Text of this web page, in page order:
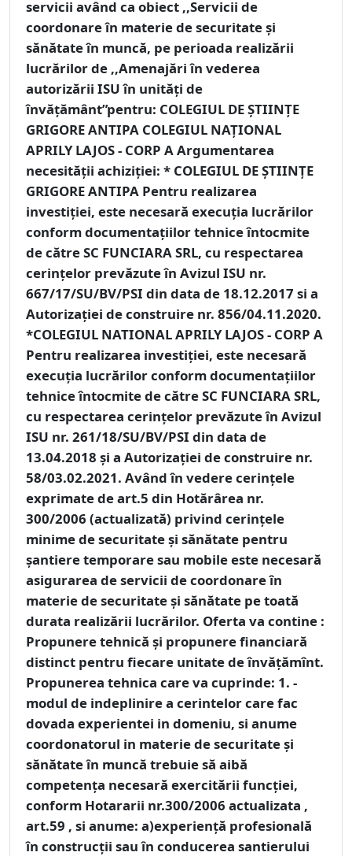
servicii având ca obiect ,,Servicii de
coordonare în materie de securitate şi
sănătate în muncă, pe perioada realizării
lucrărilor de ,,Amenajări în vederea
autorizării ISU în unități de
învățământ”pentru: COLEGIUL DE ȘTIINȚE
GRIGORE ANTIPA COLEGIUL NAȚIONAL
APRILY LAJOS - CORP A Argumentarea
necesităţii achiziţiei: * COLEGIUL DE ȘTIINȚE
GRIGORE ANTIPA Pentru realizarea
investiţiei, este necesară execuţia lucrărilor
conform documentațiilor tehnice întocmite
de către SC FUNCIARA SRL, cu respectarea
cerințelor prevăzute în Avizul ISU nr.
667/17/SU/BV/PSI din data de 18.12.2017 si a
Autorizației de construire nr. 856/04.11.2020.
*COLEGIUL NATIONAL APRILY LAJOS - CORP A
Pentru realizarea investiţiei, este necesară
execuţia lucrărilor conform documentațiilor
tehnice întocmite de către SC FUNCIARA SRL,
cu respectarea cerințelor prevăzute în Avizul
ISU nr. 261/18/SU/BV/PSI din data de
13.04.2018 și a Autorizației de construire nr.
58/03.02.2021. Având în vedere cerinţele
exprimate de art.5 din Hotărârea nr.
300/2006 (actualizată) privind cerințele
minime de securitate și sănătate pentru
șantiere temporare sau mobile este necesară
asigurarea de servicii de coordonare în
materie de securitate și sănătate pe toată
durata realizării lucrărilor. Oferta va contine :
Propunere tehnică și propunere financiară
distinct pentru fiecare unitate de învățămînt.
Propunerea tehnica care va cuprinde: 1. -
modul de indeplinire a cerintelor care fac
dovada experientei in domeniu, si anume
coordonatorul in materie de securitate şi
sănătate în muncă trebuie să aibă
competenţa necesară exercitării funcţiei,
conform Hotararii nr.300/2006 actualizata ,
art.59 , si anume: a)experienţă profesională
în construcţii sau în conducerea santierului